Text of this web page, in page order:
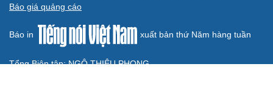
Báo giá quảng cáo
Báo in xuất bản thứ Năm hàng tuần
Tổng Biên tập: NGÔ THIỆU PHONG